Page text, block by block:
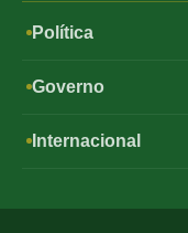
Política
Governo
Internacional